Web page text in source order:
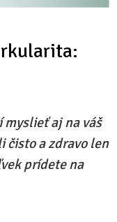
aj na váš
čisto a zdravo len
prídete na